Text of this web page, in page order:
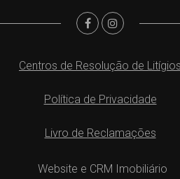
Centros de Resolução de Litígios
Política de Privacidade
Livro de Reclamações
Website e CRM Imobiliário